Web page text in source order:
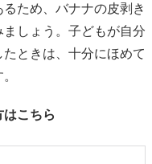
ため、バナナの皮剥き
しょう。子どもが自分
ときは、十分にほめて
こちら